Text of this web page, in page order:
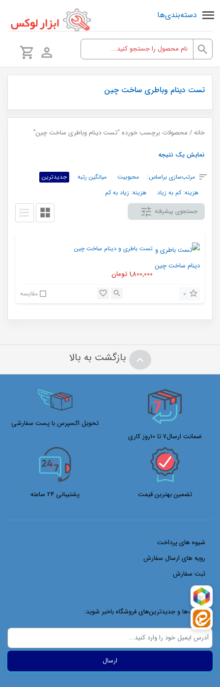
دسته‌بندی‌ها
تست دینام وباطری ساخت چین
خانه/ محصولات برچسب خورده “تست دینام وباطری ساخت چین”
نمایش یک نتیجه
مرتب‌سازی براساس: محبوبیت میانگین رتبه
جدیدترین
هزینه: کم به زیاد
هزینه: زیاد به کم
جستجوی پیشرفته
تست باطری و دینام ساخت چین
1,800,000 تومان
0
مقایسه
بازگشت به بالا
ضمانت ارسال7 تا 10روز کاری
تحویل اکسپرس با پست سفارشی
تضمین بهترین قیمت پشتیبانی 24 ساعته
شیوه های پرداخت
رویه های ارسال سفارش
ثبت سفارش
از تخفیف‌ها و جدیدترین‌های فروشگاه باخبر شوید: